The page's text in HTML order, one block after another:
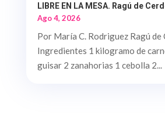
LIBRE EN LA MESA. Ragú de
Ago 4, 2026
Por María C. Rodriguez Ragú de
Ingredientes 1 kilogramo de
guisar 2 zanahorias 1 cebolla 2...